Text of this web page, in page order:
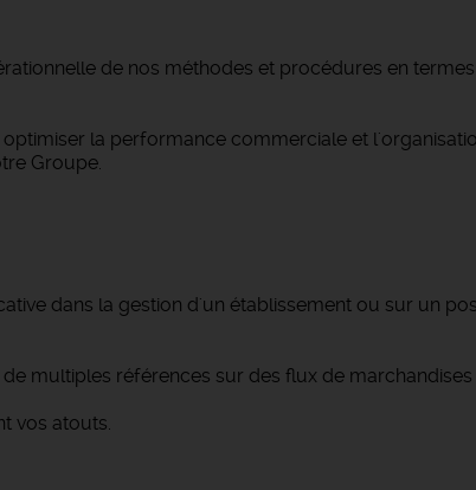
de nos méthodes et procédures en termes
la performance commerciale et
Groupe.
dans la gestion d'un établissement ou sur un
multiples références sur des flux de
vos atouts.